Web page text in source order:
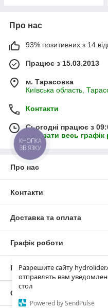
Разрешите сайту
отправлять вам
стол
Powered by SendPulse
Про нас
93% позитивних з 14
Працює з 15.03.2013
м. Тарасовка
Київська область,
Контакти
Сьогодні працює з
Показати весь
Про нас
Контакти
Доставка та оплата
Графік роботи
Повна версія сайту
Сайт створено на
КНОПКА
ЗВ'ЯЗКУ